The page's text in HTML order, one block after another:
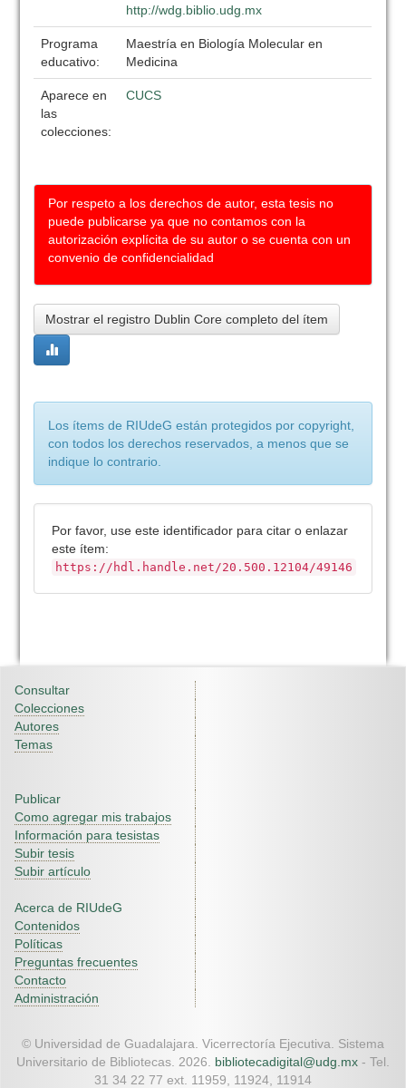
http://wdg.biblio.udg.mx
Programa
educativo:
Maestría en Biología Molecular en
Medicina
Aparece en
las
colecciones:
CUCS
Por respeto a los derechos de autor, esta tesis no
puede publicarse ya que no contamos con la
autorización explícita de su autor o se cuenta con un
convenio de confidencialidad
Mostrar el registro Dublin Core completo del ítem
Los ítems de RIUdeG están protegidos por copyright,
con todos los derechos reservados, a menos que se
indique lo contrario.
Por favor, use este identificador para citar o enlazar
este ítem:
https://hdl.handle.net/20.500.12104/49146
Consultar
Colecciones
Autores
Temas
Publicar
Como agregar mis trabajos
Información para tesistas
Subir tesis
Subir artículo
Acerca de RIUdeG
Contenidos
Políticas
Preguntas frecuentes
Contacto
Administración
© Universidad de Guadalajara. Vicerrectoría Ejecutiva. Sistema
Universitario de Bibliotecas. 2026. bibliotecadigital@udg.mx - Tel.
31 34 22 77 ext. 11959, 11924, 11914